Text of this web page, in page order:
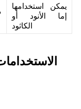
يمكن استخدامها
إما الأنود أو
الكاثود